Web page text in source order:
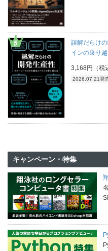
誤解だらけ
インの乗り
3,168円（税
2026.07.21発
キャンペーン・特集